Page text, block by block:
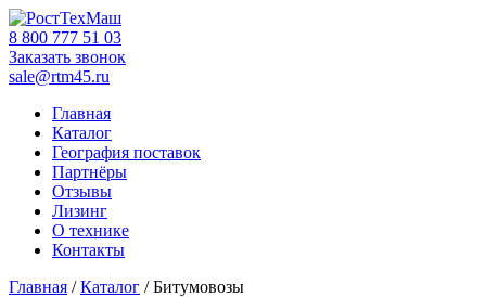
Skip
to
content
‎8 800 777 51 03
Заказать звонок
sale@rtm45.ru
Главная
Каталог
География поставок
Партнёры
Отзывы
Лизинг
О технике
Контакты
Главная /Каталог / Битумовозы